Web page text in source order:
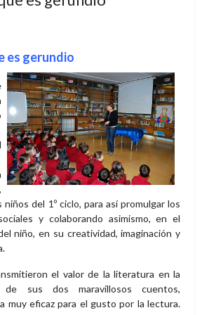
es gerundio
del 1º ciclo, para así promulgar los
y colaborando asimismo, en el
niño, en su creatividad, imaginación y
el valor de la literatura en la
sus dos maravillosos cuentos,
muy eficaz para el gusto por la lectura.